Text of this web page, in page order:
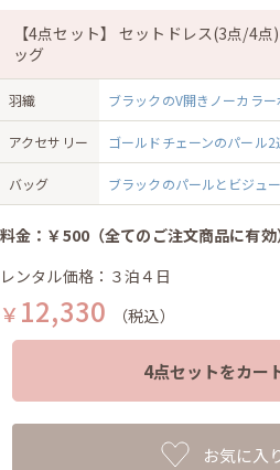
【4点セット】 セットドレス(3点/4
ッグ
羽織 ブラックのV開きノーカラー
アクセサリー ゴールドチェーンのパール2
バッグ ブラックのパールとビジュ
料金：￥500（全てのご注文商品に有効
レンタル価格：３泊４日
￥ 12,330 （税込）
4点セットをカー
お気に入